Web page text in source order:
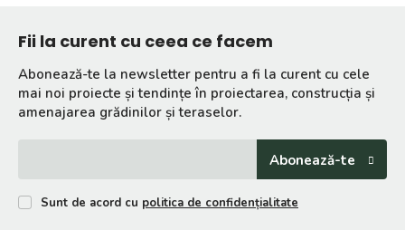
Fii la curent cu ceea ce facem
Abonează-te la newsletter pentru a fi la curent cu cele
mai noi proiecte și tendințe în proiectarea, construcția și
amenajarea grădinilor și teraselor.
Abonează-te
Sunt de acord cu politica de confidențialitate